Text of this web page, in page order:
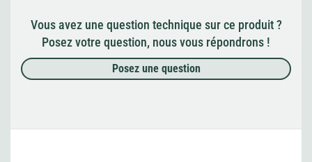
Vous avez une question technique sur ce produit ?
Posez votre question, nous vous répondrons !
Posez une question